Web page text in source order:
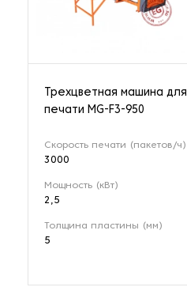
Трехцветная машина для
печати MG-F3-950
Скорость печати (пакетов/ч)
3000
Мощность (кВт)
2,5
Толщина пластины (мм)
5